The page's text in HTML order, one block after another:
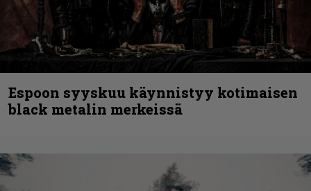
Espoon syyskuu käynnistyy kotimaisen
black metalin merkeissä